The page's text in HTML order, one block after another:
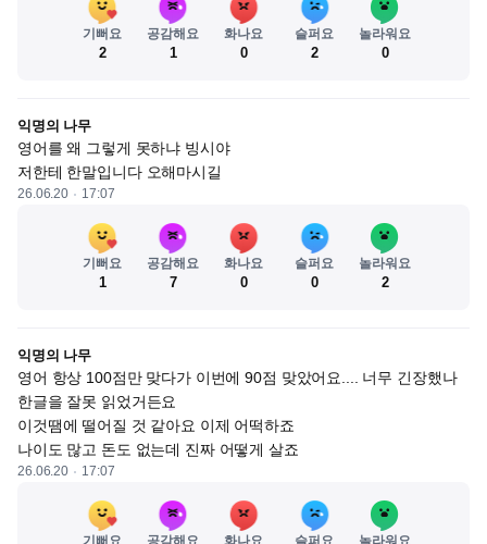
기뻐요
2
공감해요
1
화나요
0
슬퍼요
2
놀라워요
0
익명의 나무
영어를 왜 그렇게 못하냐 빙시야
저한테 한말입니다 오해마시길
26.06.20 17:07
기뻐요
1
공감해요
7
화나요
0
슬퍼요
0
놀라워요
2
익명의 나무
영어 항상 100점만 맞다가 이번에 90점 맞았어요.... 너무 긴장했나
한글을 잘못 읽었거든요
이것땜에 떨어질 것 같아요 이제 어떡하죠
나이도 많고 돈도 없는데 진짜 어떻게 살죠
26.06.20 17:07
기뻐요 공감해요 화나요 슬퍼요 놀라워요